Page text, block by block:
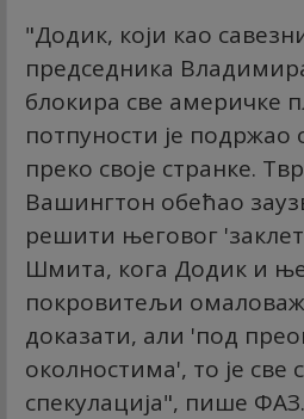
"Додик, који као
председника
блокира све америчке
потпуности је подржао
преко своје странке.
Вашингтон обећао
решити његовог
Шмита, кога Додик и
покровитељи
доказати, али 'под
околностима', то је све
спекулација", пише ФАЗ.